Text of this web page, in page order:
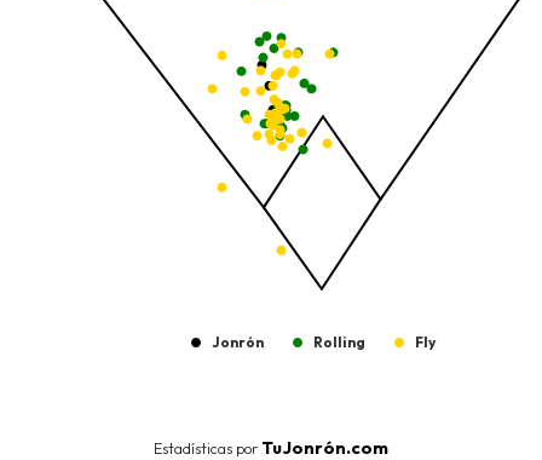
Jonrón Rolling Fly
Estadísticas por TuJonrón.com